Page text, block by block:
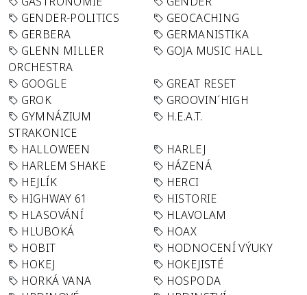
GENDER-POLITICS
GEOCACHING
GERBERA
GERMANISTIKA
GLENN MILLER
ORCHESTRA
GOJA MUSIC HALL
GOOGLE
GREAT RESET
GROK
GROOVIN´HIGH
GYMNÁZIUM
STRAKONICE
H.E.A.T.
HALLOWEEN
HARLEJ
HARLEM SHAKE
HÁZENÁ
HEJLÍK
HERCI
HIGHWAY 61
HISTORIE
HLASOVÁNÍ
HLAVOLAM
HLUBOKÁ
HOAX
HOBIT
HODNOCENÍ VÝUKY
HOKEJ
HOKEJISTÉ
HORKÁ VANA
HOSPODA